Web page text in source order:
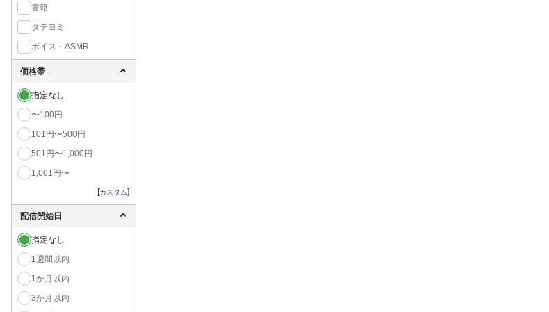
書籍
タテヨミ
ボイス・ASMR
価格帯
指定なし
〜100円
101円〜500円
501円〜1,000円
1,001円〜
[カスタム]
配信開始日
指定なし
1週間以内
1か月以内
3か月以内